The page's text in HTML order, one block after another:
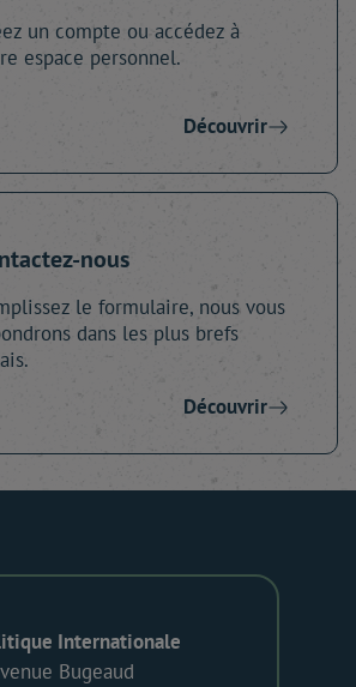
un compte ou accédez à
espace personnel.
Découvrir
nous
le formulaire, nous vous
dans les plus brefs
Découvrir
Internationale
Bugeaud